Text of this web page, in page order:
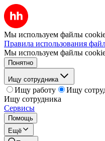
Мы используем файлы
Правила использования
Мы используем файлы
Понятно
Ищу сотрудника
Ищу работу
Ищу
Ищу сотрудника
Сервисы
Помощь
Ещё